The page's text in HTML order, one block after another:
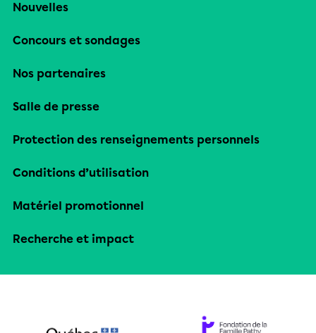
Nouvelles
Concours et sondages
Nos partenaires
Salle de presse
Protection des renseignements personnels
Conditions d’utilisation
Matériel promotionnel
Recherche et impact